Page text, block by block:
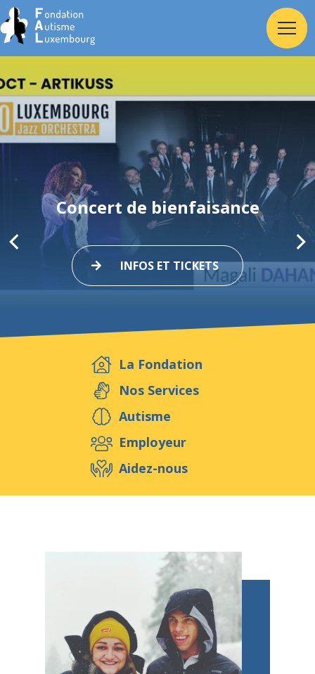
Accueil
Fondation
Services
Autisme
Employeur
Aidez-nous
Evénements Publications
Ressources & Outils
Contact
Concert de bienfaisance
INFOS ET TICKETS
La Fondation
Nos Services
Autisme
Employeur
Aidez-nous